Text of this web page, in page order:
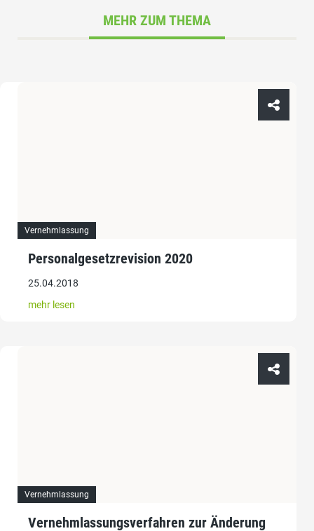
MEHR ZUM THEMA
Vernehmlassung
Personalgesetzrevision 2020
25.04.2018
mehr lesen
Vernehmlassung
Vernehmlassungsverfahren zur Änderung